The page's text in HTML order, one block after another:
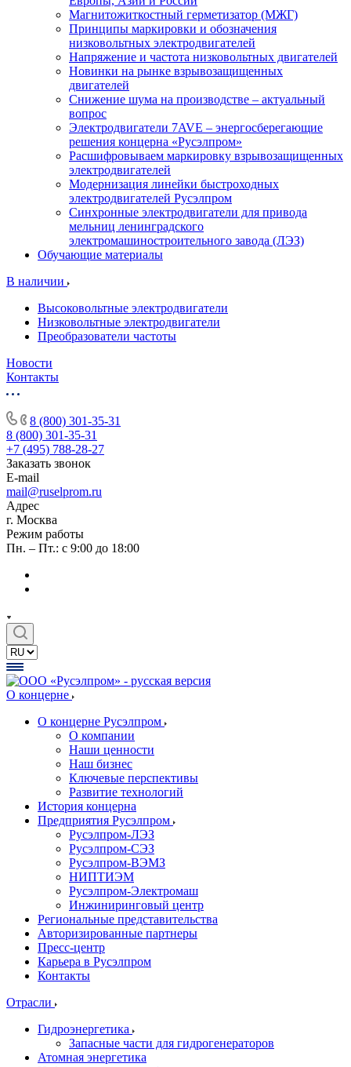
Магнитожиткостный герметизатор (МЖГ)
Принципы маркировки и обозначения
низковольтных электродвигателей
Напряжение и частота низковольтных двигателей
Новинки на рынке взрывозащищенных
двигателей
Снижение шума на производстве – актуальный
вопрос
Электродвигатели 7AVE – энергосберегающие
решения концерна «Русэлпром»
Расшифровываем маркировку взрывозащищенных
электродвигателей
Модернизация линейки быстроходных
электродвигателей Русэлпром
Синхронные электродвигатели для привода
мельниц ленинградского
электромашиностроительного завода (ЛЭЗ)
Обучающие материалы
В наличии
Высоковольтные электродвигатели
Низковольтные электродвигатели
Преобразователи частоты
Новости
Контакты
8 (800) 301-35-31
8 (800) 301-35-31
+7 (495) 788-28-27
Заказать звонок
E-mail
mail@ruselprom.ru
Адрес
г. Москва
Режим работы
Пн. – Пт.: с 9:00 до 18:00
О концерне
О концерне Русэлпром
О компании
Наши ценности
Наш бизнес
Ключевые перспективы
Развитие технологий
История концерна
Предприятия Русэлпром
Русэлпром-ЛЭЗ
Русэлпром-СЭЗ
Русэлпром-ВЭМЗ
НИПТИЭМ
Русэлпром-Электромаш
Инжиниринговый центр
Региональные представительства
Авторизированные партнеры
Пресс-центр
Карьера в Русэлпром
Контакты
Отрасли
Гидроэнергетика
Запасные части для гидрогенераторов
Атомная энергетика